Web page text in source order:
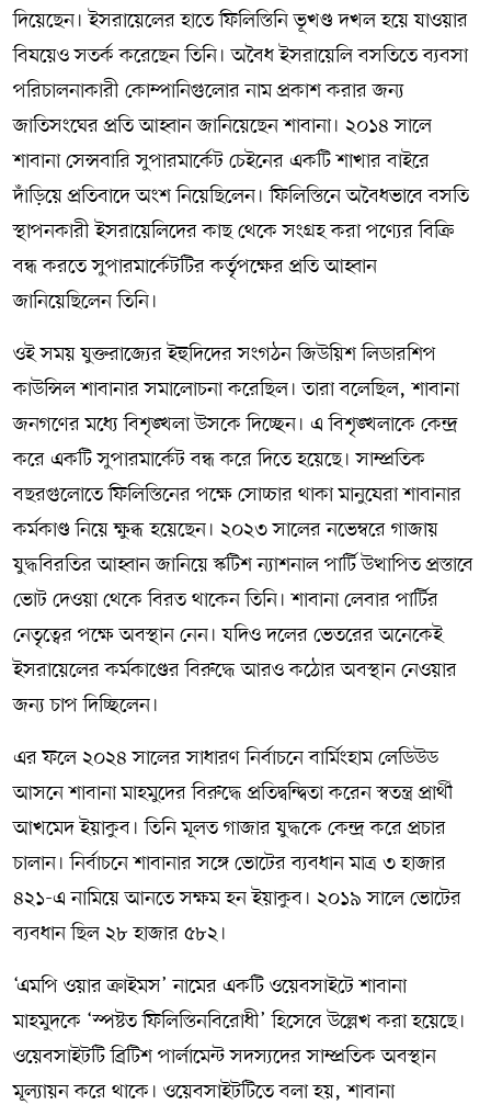
দিয়েছেন। ইসরায়েলের হাতে ফিলিস্তিনি ভূখণ্ড দখল হয়ে যাওয়ার
বিষয়েও সতর্ক করেছেন তিনি। অবৈধ ইসরায়েলি বসতিতে ব্যবসা
পরিচালনাকারী কোম্পানিগুলোর নাম প্রকাশ করার জন্য
জাতিসংঘের প্রতি আহ্বান জানিয়েছেন শাবানা। ২০১৪ সালে
শাবানা সেন্সবারি সুপারমার্কেট চেইনের একটি শাখার বাইরে
দাঁড়িয়ে প্রতিবাদে অংশ নিয়েছিলেন। ফিলিস্তিনে অবৈধভাবে বসতি
স্থাপনকারী ইসরায়েলিদের কাছ থেকে সংগ্রহ করা পণ্যের বিক্রি
বন্ধ করতে সুপারমার্কেটটির কর্তৃপক্ষের প্রতি আহ্বান
জানিয়েছিলেন তিনি।
ওই সময় যুক্তরাজ্যের ইহুদিদের সংগঠন জিউয়িশ লিডারশিপ
কাউন্সিল শাবানার সমালোচনা করেছিল। তারা বলেছিল, শাবানা
জনগণের মধ্যে বিশৃঙ্খলা উসকে দিচ্ছেন। এ বিশৃঙ্খলাকে কেন্দ্র
করে একটি সুপারমার্কেট বন্ধ করে দিতে হয়েছে। সাম্প্রতিক
বছরগুলোতে ফিলিস্তিনের পক্ষে সোচ্চার থাকা মানুষেরা শাবানার
কর্মকাণ্ড নিয়ে ক্ষুব্ধ হয়েছেন। ২০২৩ সালের নভেম্বরে গাজায়
যুদ্ধবিরতির আহ্বান জানিয়ে স্কটিশ ন্যাশনাল পার্টি উত্থাপিত প্রস্তাবে
ভোট দেওয়া থেকে বিরত থাকেন তিনি। শাবানা লেবার পার্টির
নেতৃত্বের পক্ষে অবস্থান নেন। যদিও দলের ভেতরের অনেকেই
ইসরায়েলের কর্মকাণ্ডের বিরুদ্ধে আরও কঠোর অবস্থান নেওয়ার
জন্য চাপ দিচ্ছিলেন।
এর ফলে ২০২৪ সালের সাধারণ নির্বাচনে বার্মিংহাম লেডিউড
আসনে শাবানা মাহমুদের বিরুদ্ধে প্রতিদ্বন্দ্বিতা করেন স্বতন্ত্র প্রার্থী
আখমেদ ইয়াকুব। তিনি মূলত গাজার যুদ্ধকে কেন্দ্র করে প্রচার
চালান। নির্বাচনে শাবানার সঙ্গে ভোটের ব্যবধান মাত্র ৩ হাজার
৪২১-এ নামিয়ে আনতে সক্ষম হন ইয়াকুব। ২০১৯ সালে ভোটের
ব্যবধান ছিল ২৮ হাজার ৫৮২।
‘এমপি ওয়ার ক্রাইমস’ নামের একটি ওয়েবসাইটে শাবানা
মাহমুদকে ‘স্পষ্টত ফিলিস্তিনবিরোধী’ হিসেবে উল্লেখ করা হয়েছে।
ওয়েবসাইটটি ব্রিটিশ পার্লামেন্ট সদস্যদের সাম্প্রতিক অবস্থান
মূল্যায়ন করে থাকে। ওয়েবসাইটটিতে বলা হয়, শাবানা